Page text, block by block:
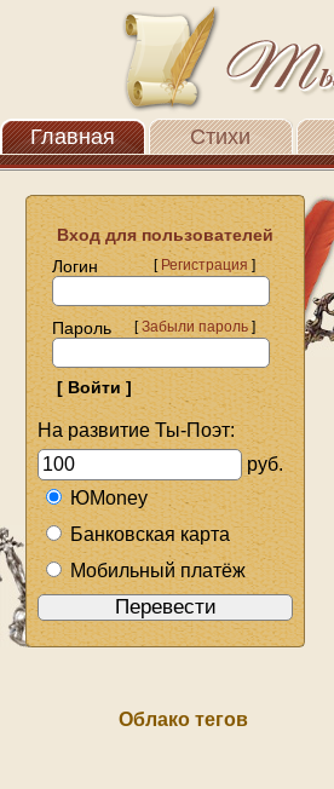
Главная Стихи
Вход для пользователей
Логин
[Регистрация]
Пароль [Забыли пароль]
На развитие Ты-Поэт:
руб.
ЮMoney
Банковская карта
Мобильный платёж
Облако тегов